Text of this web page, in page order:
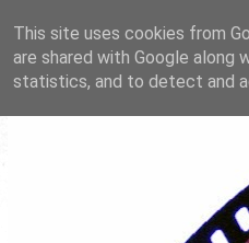
This site uses cookies from
are shared with Google along
statistics, and to detect and